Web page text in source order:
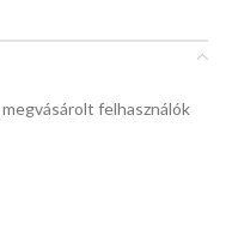
felhasználók